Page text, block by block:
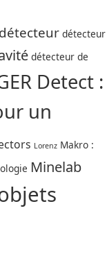
détecteur détecteur
détecteur de
Detect :
un
Lorenz Makro :
Minelab